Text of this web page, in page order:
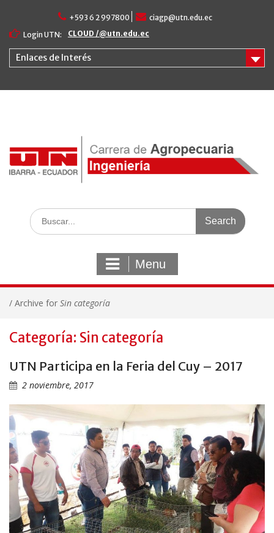
content
+593 6 2 997800
ciagp@utn.edu.ec
Login UTN:
CLOUD /@utn.edu.ec
Enlaces de Interés
Search
for:
Menu
/ Archive for Sin categoría
Categoría: Sin categoría
UTN Participa en la Feria del Cuy – 2017
2 noviembre, 2017